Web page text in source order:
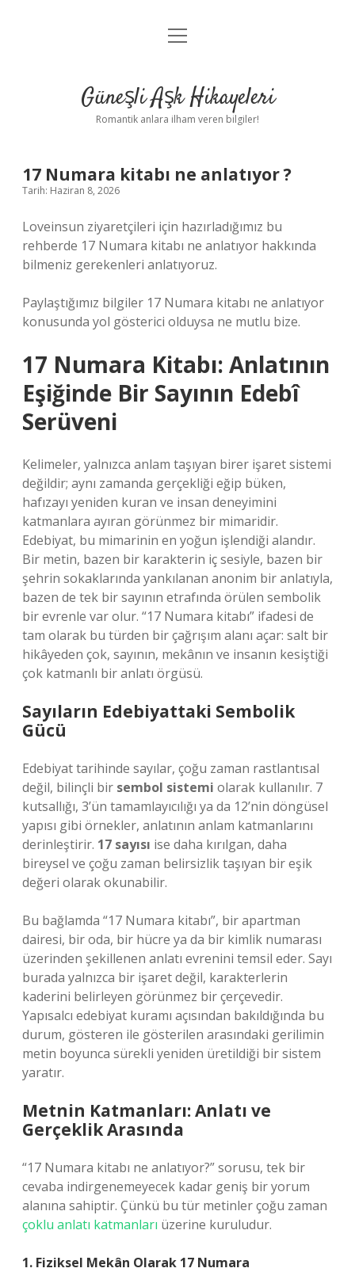
Anasayfa
Yasal Uyarı
menüyü
Güneşli Aşk Hikayeleri
Romantik anlara ilham veren bilgiler!
17 Numara kitabı ne anlatıyor ?
Tarih: Haziran 8, 2026
Loveinsun ziyaretçileri için hazırladığımız bu
rehberde 17 Numara kitabı ne anlatıyor hakkında
bilmeniz gerekenleri anlatıyoruz.
Paylaştığımız bilgiler 17 Numara kitabı ne anlatıyor
konusunda yol gösterici olduysa ne mutlu bize.
17 Numara Kitabı: Anlatının
Eşiğinde Bir Sayının Edebî
Serüveni
Kelimeler, yalnızca anlam taşıyan birer işaret sistemi
değildir; aynı zamanda gerçekliği eğip büken,
hafızayı yeniden kuran ve insan deneyimini
katmanlara ayıran görünmez bir mimaridir.
Edebiyat, bu mimarinin en yoğun işlendiği alandır.
Bir metin, bazen bir karakterin iç sesiyle, bazen bir
şehrin sokaklarında yankılanan anonim bir anlatıyla,
bazen de tek bir sayının etrafında örülen sembolik
bir evrenle var olur. “17 Numara kitabı” ifadesi de
tam olarak bu türden bir çağrışım alanı açar: salt bir
hikâyeden çok, sayının, mekânın ve insanın kesiştiği
çok katmanlı bir anlatı örgüsü.
Sayıların Edebiyattaki Sembolik
Gücü
Edebiyat tarihinde sayılar, çoğu zaman rastlantısal
değil, bilinçli bir sembol sistemi olarak kullanılır. 7
kutsallığı, 3’ün tamamlayıcılığı ya da 12’nin döngüsel
yapısı gibi örnekler, anlatının anlam katmanlarını
derinleştirir. 17 sayısı ise daha kırılgan, daha
bireysel ve çoğu zaman belirsizlik taşıyan bir eşik
değeri olarak okunabilir.
Bu bağlamda “17 Numara kitabı”, bir apartman
dairesi, bir oda, bir hücre ya da bir kimlik numarası
üzerinden şekillenen anlatı evrenini temsil eder. Sayı
burada yalnızca bir işaret değil, karakterlerin
kaderini belirleyen görünmez bir çerçevedir.
Yapısalcı edebiyat kuramı açısından bakıldığında bu
durum, gösteren ile gösterilen arasındaki gerilimin
metin boyunca sürekli yeniden üretildiği bir sistem
yaratır.
Metnin Katmanları: Anlatı ve
Gerçeklik Arasında
“17 Numara kitabı ne anlatıyor?” sorusu, tek bir
cevaba indirgenemeyecek kadar geniş bir yorum
alanına sahiptir. Çünkü bu tür metinler çoğu zaman
çoklu anlatı katmanları üzerine kuruludur.
1. Fiziksel Mekân Olarak 17 Numara